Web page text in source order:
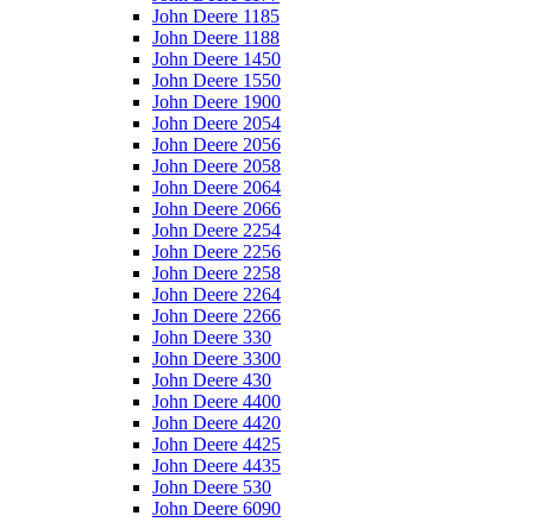
John Deere 1185
John Deere 1188
John Deere 1450
John Deere 1550
John Deere 1900
John Deere 2054
John Deere 2056
John Deere 2058
John Deere 2064
John Deere 2066
John Deere 2254
John Deere 2256
John Deere 2258
John Deere 2264
John Deere 2266
John Deere 330
John Deere 3300
John Deere 430
John Deere 4400
John Deere 4420
John Deere 4425
John Deere 4435
John Deere 530
John Deere 6090